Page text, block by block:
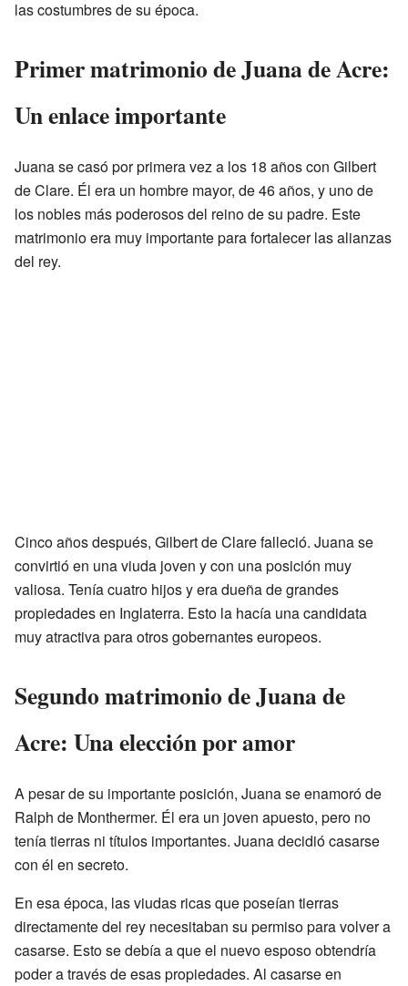
las costumbres de su época.
Primer matrimonio de Juana de Acre:
Un enlace importante
Juana se casó por primera vez a los 18 años con Gilbert
de Clare. Él era un hombre mayor, de 46 años, y uno de
los nobles más poderosos del reino de su padre. Este
matrimonio era muy importante para fortalecer las alianzas
del rey.
Cinco años después, Gilbert de Clare falleció. Juana se
convirtió en una viuda joven y con una posición muy
valiosa. Tenía cuatro hijos y era dueña de grandes
propiedades en Inglaterra. Esto la hacía una candidata
muy atractiva para otros gobernantes europeos.
Segundo matrimonio de Juana de
Acre: Una elección por amor
A pesar de su importante posición, Juana se enamoró de
Ralph de Monthermer. Él era un joven apuesto, pero no
tenía tierras ni títulos importantes. Juana decidió casarse
con él en secreto.
En esa época, las viudas ricas que poseían tierras
directamente del rey necesitaban su permiso para volver a
casarse. Esto se debía a que el nuevo esposo obtendría
poder a través de esas propiedades. Al casarse en